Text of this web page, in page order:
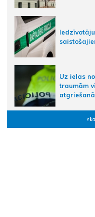
Uz ielas
traumām